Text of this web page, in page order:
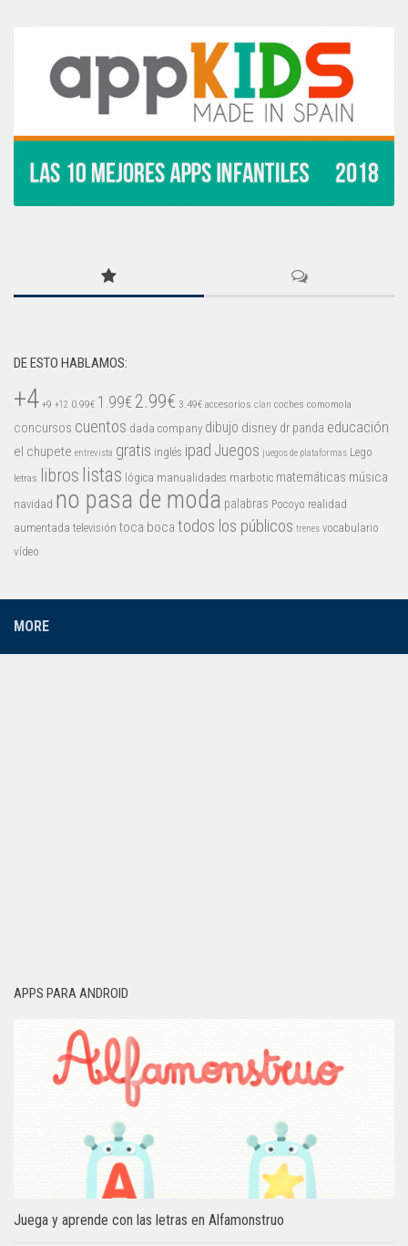
DE ESTO HABLAMOS:
+4 +9 +12 0.99€ 1.99€ 2.99€ 3.49€ accesorios clan coches comomola
concursos cuentos dada company dibujo disney dr panda educación
el chupete entrevista gratis inglés ipad Juegos juegos de plataformas Lego
letras libros listas lógica manualidades marbotic matemáticas música
navidad no pasa de moda palabras Pocoyo realidad
aumentada televisión toca boca todos los públicos trenes vocabulario
vídeo
MORE
APPS PARA ANDROID
Juega y aprende con las letras en Alfamonstruo